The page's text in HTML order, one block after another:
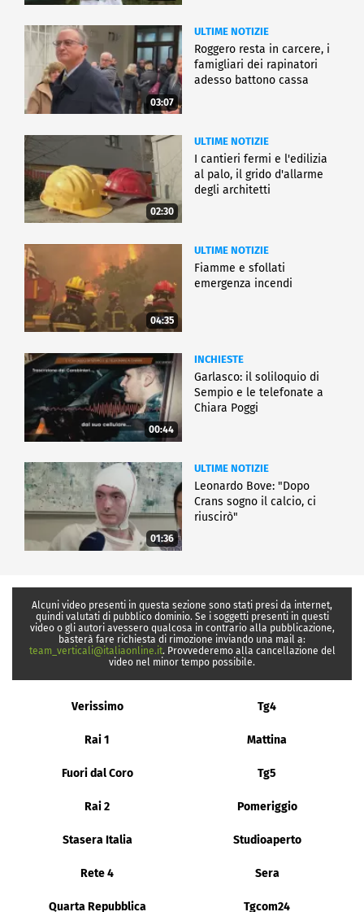
03:07
ULTIME NOTIZIE
Roggero resta in carcere, i
famigliari dei rapinatori
adesso battono cassa
02:30
ULTIME NOTIZIE
I cantieri fermi e l'edilizia
al palo, il grido d'allarme
degli architetti
04:35
ULTIME NOTIZIE
Fiamme e sfollati
emergenza incendi
00:44
INCHIESTE
Garlasco: il soliloquio di
Sempio e le telefonate a
Chiara Poggi
01:36
ULTIME NOTIZIE
Leonardo Bove: "Dopo
Crans sogno il calcio, ci
riuscirò"
Alcuni video presenti in questa sezione sono stati presi da internet,
quindi valutati di pubblico dominio. Se i soggetti presenti in questi
video o gli autori avessero qualcosa in contrario alla pubblicazione,
basterà fare richiesta di rimozione inviando una mail a:
team_verticali@italiaonline.it. Provvederemo alla cancellazione del
video nel minor tempo possibile.
Verissimo Tg4
Rai 1 Mattina
Fuori dal Coro Tg5
Rai 2 Pomeriggio
Stasera Italia Studioaperto
Rete 4 Sera
Quarta Repubblica Tgcom24